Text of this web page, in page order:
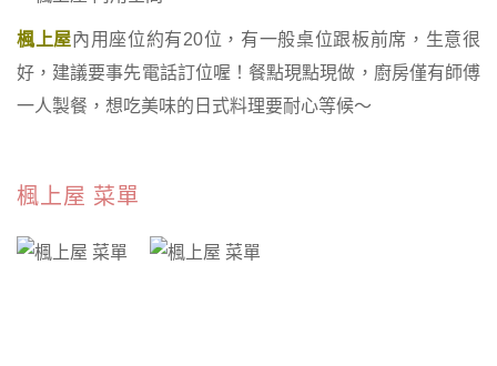
楓上屋內用座位約有20位，有一般桌位跟板前席，生意很
好，建議要事先電話訂位喔！餐點現點現做，廚房僅有師傅
一人製餐，想吃美味的日式料理要耐心等候～
楓上屋 菜單